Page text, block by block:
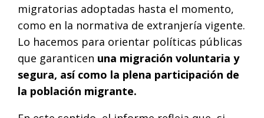
migratorias adoptadas hasta el momento,
como en la normativa de extranjería vigente.
Lo hacemos para orientar políticas públicas
que garanticen una migración voluntaria y
segura, así como la plena participación de
la población migrante.